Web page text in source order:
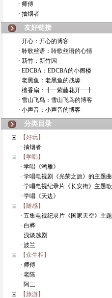
· 师傅
· 抽烟者
友好链接
· 开心：开心的博客
· 聆歌丝语：聆歌丝语的心情
· 新竹：新竹园
· EDCBA：EDCBA的小阁楼
· 老黑鱼：老黑鱼的战壕
· 檀香扇：╋━紫藤花开━╋
· 雪山飞鸟：雪山飞鸟的博客
· 小声音：小声音的博客
分类目录
【好玩】
· 抽烟者
【学唱】
· 学唱《鸿雁》
· 学唱电视剧《光荣之旅》的主题曲
· 学唱电视纪录片《长安街》主题歌
· 学唱《天边》
【随感】
· 五集电视纪录片《国家天空》主题
· 白桦
· 浅谈越剧
· 波兰
【众生相】
· 师傅
· 老陈
· 阿三
【旅游】